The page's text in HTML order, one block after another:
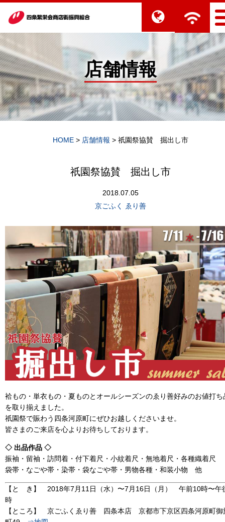
店舗情報
HOME > 店舗情報 > 祇園祭協賛 掘出し市
祇園祭協賛 掘出し市
2018.07.05
京ごふく ゑり善
袷もの・単衣もの・夏ものとオールシーズンのゑり善好みのお値打ち
を取り揃えました。
祇園祭で賑わう四条河原町にぜひお越しくださいませ。
皆さまのご来店を心よりお待ちしております。
◇ 出品作品 ◇
振袖・留袖・訪問着・付下着尺・小紋着尺・無地着尺・各種織着尺
袋帯・なごや帯・染帯・袋なごや帯・男物各種・和装小物 他
【と き】 2018年7月11日（水）〜7月16日（月） 午前10時〜午
時
【ところ】 京ごふくゑり善 四条本店 京都市下京区四条河原町御